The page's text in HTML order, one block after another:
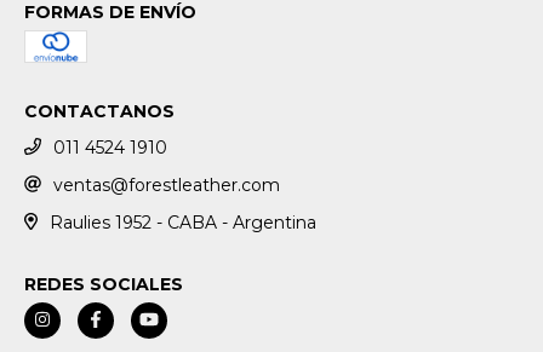
FORMAS DE ENVÍO
CONTACTANOS
011 4524 1910
ventas@forestleather.com
Raulies 1952 - CABA - Argentina
REDES SOCIALES